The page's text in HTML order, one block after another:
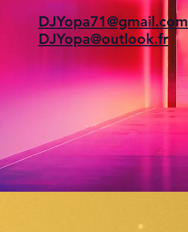
DJYopa71@gmail.com
DJYopa@outlook.fr